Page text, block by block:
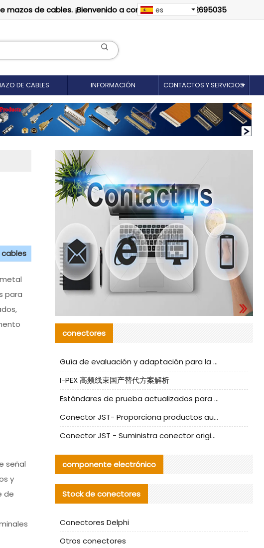
de cables. ¡Bienvenido a contactarnos: 18012695035
es
DE CABLES INFORMACIÓN CONTACTOS Y SERVICIOS
para
señal
y
de
conectores
Guía de evaluación y adaptación para la producción en serie de componentes de cables nacionales para CNC Tech
I-PEX 高频线束国产替代方案解析
Estándares de prueba actualizados para conectores nacionales bajo la referencia de CLIFF
Conector JST- Proporciona productos auténticos y alternativos del conector JST NSHR-02V-S
Conector JST - Suministra conector original JST GHR-09V-S | productos alternativos
componente electrónico
Stock de conectores
Conectores Delphi
Otros conectores